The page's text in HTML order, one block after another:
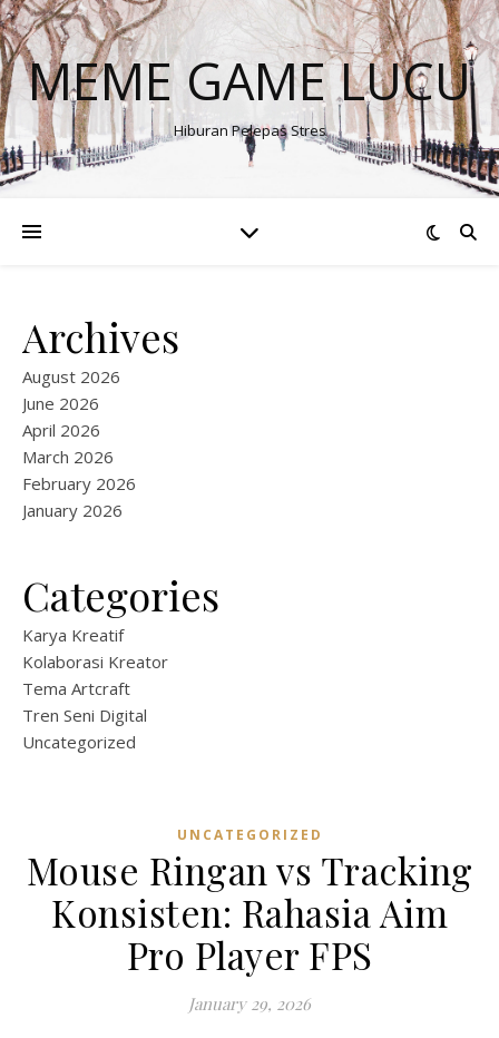
MEME GAME LUCU
Hiburan Pelepas Stres
Archives
August 2026
June 2026
April 2026
March 2026
February 2026
January 2026
Categories
Karya Kreatif
Kolaborasi Kreator
Tema Artcraft
Tren Seni Digital
Uncategorized
UNCATEGORIZED
Mouse Ringan vs Tracking
Konsisten: Rahasia Aim
Pro Player FPS
January 29, 2026